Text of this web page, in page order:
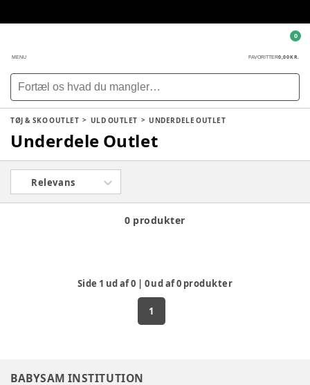
MENU FAVORITTER0,00 KR.
0
TØJ & SKO OUTLET ULD OUTLET UNDERDELE OUTLET
Underdele Outlet
Relevans
0 produkter
Side 1 ud af0 0ud af0 produkter
1
BABYSAM INSTITUTION